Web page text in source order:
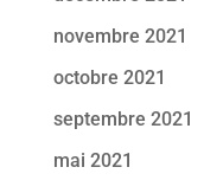
novembre 2021
octobre 2021
septembre 2021
mai 2021